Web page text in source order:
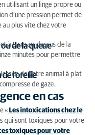
utilisant un linge propre ou
d’une pression permet de
au plus vite chez votre
de la queue
à 5 cm au-dessus de la
minutes pour permettre
l'oreille
de votre animal à plat
de gaze.
en cas
« Les intoxications chez le
qui sont toxiques pour votre
toxiques pour votre